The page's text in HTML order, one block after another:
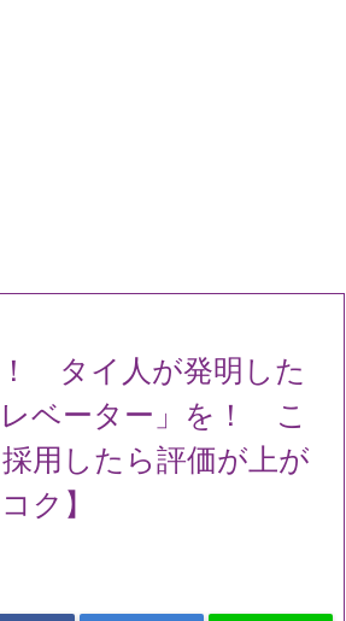
！ タイ人が発明した
レベーター」を！ こ
用したら評価が上が
ク】